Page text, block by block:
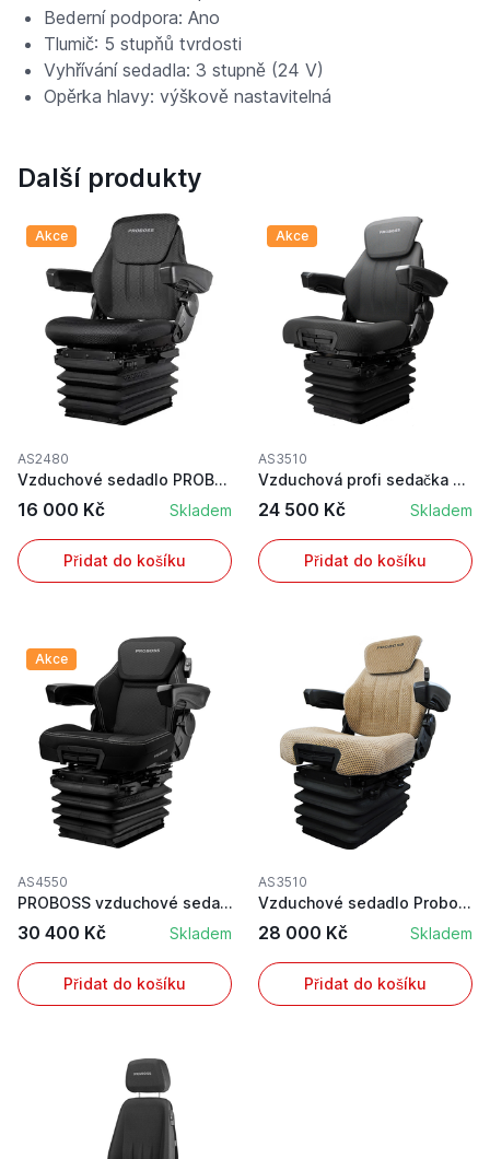
Bederní podpora: Ano
Tlumič: 5 stupňů tvrdosti
Vyhřívání sedadla: 3 stupně (24 V)
Opěrka hlavy: výškově nastavitelná
Další produkty
Akce
AS2480
Vzduchové sedadlo PROBOSS s loketními opěrky a ...
16 000 Kč Skladem
Přidat do košíku
Akce
AS3510
Vzduchová profi sedačka PROBOSS s nastavitelným...
24 500 Kč Skladem
Přidat do košíku
Akce
AS4550
PROBOSS vzduchové sedadlo nejvyšší kvality s vy...
30 400 Kč Skladem
Přidat do košíku
AS3510
Vzduchové sedadlo Proboss s plnou výbavou, hněd...
28 000 Kč Skladem
Přidat do košíku